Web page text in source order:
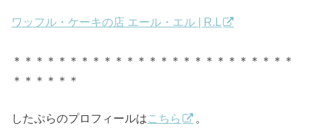
ワッフル・ケーキの店 エール・エル | R.L
＊＊＊＊＊＊＊＊＊＊＊＊＊＊＊＊＊＊＊＊＊＊＊＊＊
＊＊＊＊＊＊
したぷらのプロフィールはこちら 。